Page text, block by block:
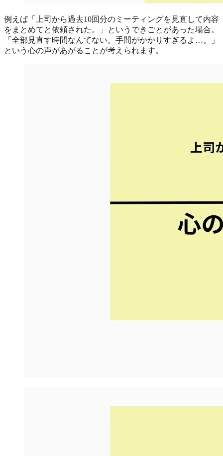
例えば「上司から過去10回分のミーティングを見直して内容
をまとめてと依頼された。」というできごとがあった場合。
「全部見直す時間なんてない。手間がかかりすぎるよ…。」
という心の声があがることが考えられます。